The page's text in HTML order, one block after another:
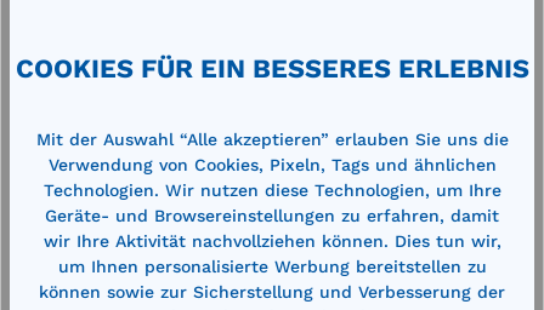
% %
COOKIES FÜR EIN BESSERES ERLEBNIS
Mit der Auswahl “Alle akzeptieren” erlauben Sie uns die
Verwendung von Cookies, Pixeln, Tags und ähnlichen
Technologien. Wir nutzen diese Technologien, um Ihre
Geräte- und Browsereinstellungen zu erfahren, damit
wir Ihre Aktivität nachvollziehen können. Dies tun wir,
um Ihnen personalisierte Werbung bereitstellen zu
können sowie zur Sicherstellung und Verbesserung der